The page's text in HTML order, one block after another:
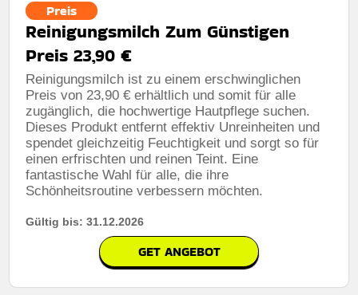
Preis
Reinigungsmilch Zum Günstigen
Preis 23,90 €
Reinigungsmilch ist zu einem erschwinglichen
Preis von 23,90 € erhältlich und somit für alle
zugänglich, die hochwertige Hautpflege suchen.
Dieses Produkt entfernt effektiv Unreinheiten und
spendet gleichzeitig Feuchtigkeit und sorgt so für
einen erfrischten und reinen Teint. Eine
fantastische Wahl für alle, die ihre
Schönheitsroutine verbessern möchten.
Gültig bis: 31.12.2026
GET ANGEBOT